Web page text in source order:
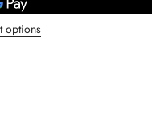
options